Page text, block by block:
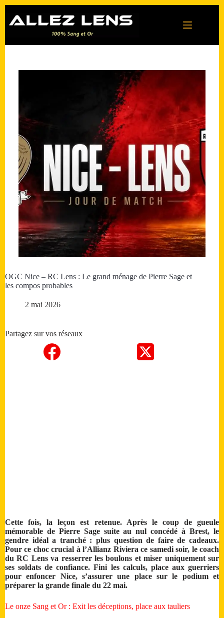
contenu
OGC Nice – RC Lens : Le grand ménage de Pierre Sage et
les compos probables
2 mai 2026
Partagez sur vos réseaux
Cette fois, la leçon est retenue. Après le coup de gueule
mémorable de Pierre Sage suite au nul concédé à Brest, le
gendre idéal a tranché : plus question de faire de cadeaux.
Pour ce choc crucial à l’Allianz Riviera ce samedi soir, le coach
du RC Lens va resserrer les boulons et miser uniquement sur
ses soldats de confiance. Fini les calculs, place aux guerriers
pour enfoncer Nice, s’assurer une place sur le podium et
préparer la grande finale du 22 mai.
Le onze Sang et Or : Exit les déceptions, place aux tauliers